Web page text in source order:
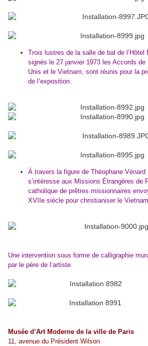
Trois lustres de la salle de bal de l’Hôtel
signés le 27 janvier 1973 les Accords
Unis et le Vietnam, sont réunis pour la
de l’exposition.
À travers la figure de Théophane Vénard
s’intéresse aux Missions Étrangères de
catholique de prêtres missionnaires
XVIIe siècle pour christianiser le
Une intervention sous forme de calligraphie
par le père de l’artiste.
Musée d’Art Moderne de la ville de Paris
11, avenue du Président Wilson